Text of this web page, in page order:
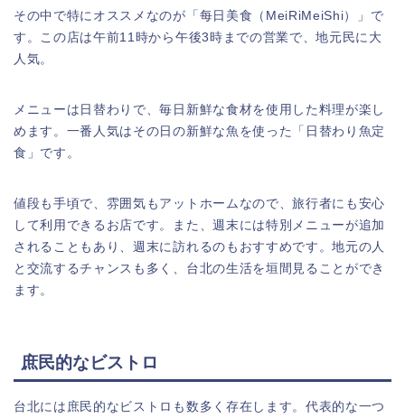
その中で特にオススメなのが「每日美食（MeiRiMeiShi）」で
す。この店は午前11時から午後3時までの営業で、地元民に大
人気。
メニューは日替わりで、毎日新鮮な食材を使用した料理が楽し
めます。一番人気はその日の新鮮な魚を使った「日替わり魚定
食」です。
値段も手頃で、雰囲気もアットホームなので、旅行者にも安心
して利用できるお店です。また、週末には特別メニューが追加
されることもあり、週末に訪れるのもおすすめです。地元の人
と交流するチャンスも多く、台北の生活を垣間見ることができ
ます。
庶民的なビストロ
台北には庶民的なビストロも数多く存在します。代表的な一つ